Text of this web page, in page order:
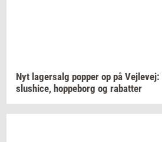
Nyt la­ger­salg pop­per op på Vej­le­vej:
slus­hi­ce, hop­pe­borg og ra­bat­ter